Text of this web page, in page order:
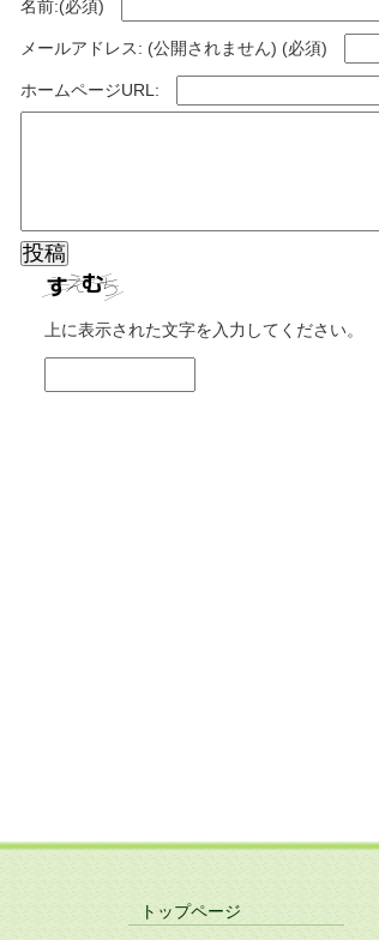
名前:(必須)
メールアドレス: (公開されません) (必須)
ホームページURL:
上に表示された文字を入力してください。
トップページ